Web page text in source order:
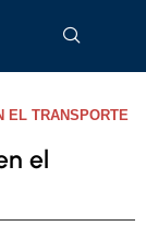
EL TRANSPORTE
el